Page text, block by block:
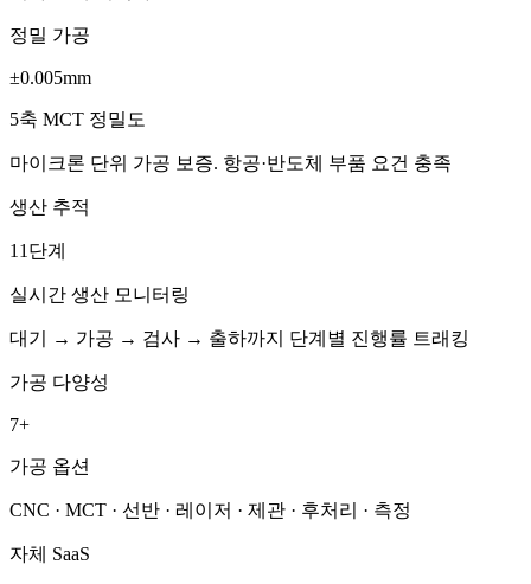
정밀 가공
±0.005mm
5축 MCT 정밀도
마이크론 단위 가공 보증. 항공·반도체 부품 요건 충족
생산 추적
11단계
실시간 생산 모니터링
대기 → 가공 → 검사 → 출하까지 단계별 진행률 트래킹
가공 다양성
7+
가공 옵션
CNC · MCT · 선반 · 레이저 · 제관 · 후처리 · 측정
자체 SaaS